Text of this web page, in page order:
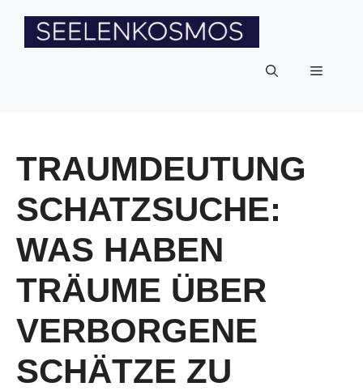
springen
Menü
TRAUMDEUTUNG
SCHATZSUCHE:
WAS HABEN
TRÄUME ÜBER
VERBORGENE
SCHÄTZE ZU